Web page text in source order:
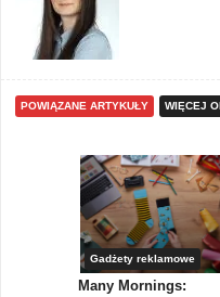
POWIĄZANE ARTYKUŁY WIĘCEJ
Gadżety reklamowe
Many Mornings: